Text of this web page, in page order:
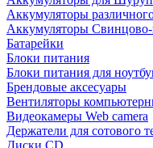
Аккумуляторы
Аккумуляторы
Батарейки
Блоки питания
Блоки питания для
Брендовые аксесуары
Вентиляторы
Видеокамеры Web camera
Держатели для сотового
Диски CD